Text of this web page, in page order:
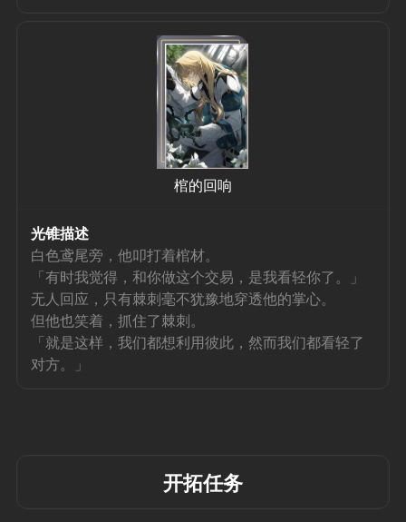
棺的回响
光锥描述
白色鸢尾旁，他叩打着棺材。
「有时我觉得，和你做这个交易，是我看轻你了。」
无人回应，只有棘刺毫不犹豫地穿透他的掌心。
但他也笑着，抓住了棘刺。
「就是这样，我们都想利用彼此，然而我们都看轻了
对方。」
开拓任务